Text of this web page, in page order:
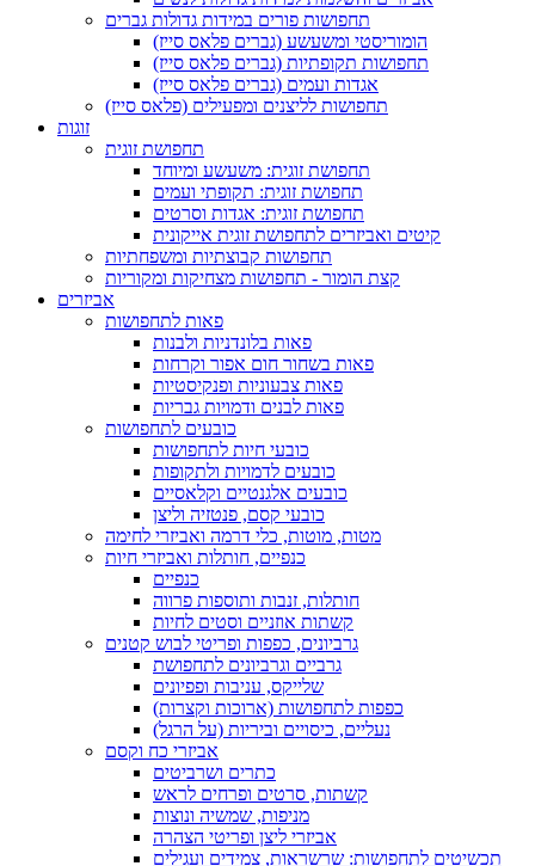
תחפושות פורים במידות גדולות גברים
הומוריסטי ומשעשע (גברים פלאס סייז)
תחפושות תקופתיות (גברים פלאס סייז)
אגדות ועמים (גברים פלאס סייז)
תחפושות לליצנים ומפעילים (פלאס סייז)
זוגות
תחפושת זוגית
תחפושת זוגית: משעשע ומיוחד
תחפושת זוגית: תקופתי ועמים
תחפושת זוגית: אגדות וסרטים
קיטים ואביזרים לתחפושת זוגית אייקונית
תחפושות קבוצתיות ומשפחתיות
קצת הומור - תחפושות מצחיקות ומקוריות
אביזרים
פאות לתחפושות
פאות בלונדניות ולבנות
פאות בשחור חום אפור וקרחות
פאות צבעוניות ופנקיסטיות
פאות לבנים ודמויות גבריות
כובעים לתחפושות
כובעי חיות לתחפושות
כובעים לדמויות ולתקופות
כובעים אלגנטיים וקלאסיים
כובעי קסם, פנטזיה וליצן
מטות, מוטות, כלי דרמה ואביזרי לחימה
כנפיים, חותלות ואביזרי חיות
כנפיים
חותלות, זנבות ותוספות פרווה
קשתות אוזניים וסטים לחיות
גרביונים, כפפות ופריטי לבוש קטנים
גרביים וגרביונים לתחפושת
שלייקס, עניבות ופפיונים
כפפות לתחפושות (ארוכות וקצרות)
נעליים, כיסויים וביריות (על הרגל)
אביזרי כח וקסם
כתרים ושרביטים
קשתות, סרטים ופרחים לראש
מניפות, שמשיה ונוצות
אביזרי ליצן ופריטי הצהרה
תכשיטים לתחפושות: שרשראות, צמידים ועגילים